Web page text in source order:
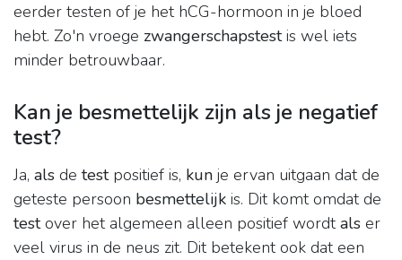
eerder testen of je het hCG-hormoon in je bloed
hebt. Zo'n vroege zwangerschapstestis wel iets
minder betrouwbaar.
Kan je besmettelijk zijn als je negatief
test?
Ja, als de testpositief is, kun je ervan uitgaan dat de
geteste persoon besmettelijk is. Dit komt omdat de
testover het algemeen alleen positief wordtals er
veel virus in de neus zit. Dit betekent ook dat een